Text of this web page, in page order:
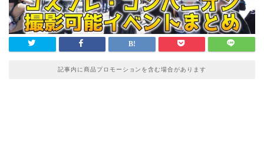
記事内に商品プロモーションを含む場合があります